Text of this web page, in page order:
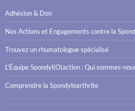
Adhésion & Don
Nos Actions et Engagements contre la
Trouvez un rhumatologue spécialisé
L'Équipe Spondyl(O)action : Qui sommes-
Comprendre la Spondyloarthrite